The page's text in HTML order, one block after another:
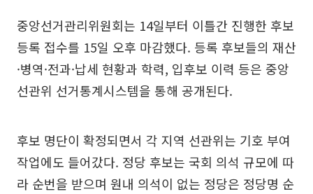
중앙선거관리위원회는 14일부터 이틀간 진행한 후보
등록 접수를 15일 오후 마감했다. 등록 후보들의 재산
·병역·전과·납세 현황과 학력, 입후보 이력 등은 중앙
선관위 선거통계시스템을 통해 공개된다.
후보 명단이 확정되면서 각 지역 선관위는 기호 부여
작업에도 들어갔다. 정당 후보는 국회 의석 규모에 따
라 순번을 받으며 원내 의석이 없는 정당은 정당명 순